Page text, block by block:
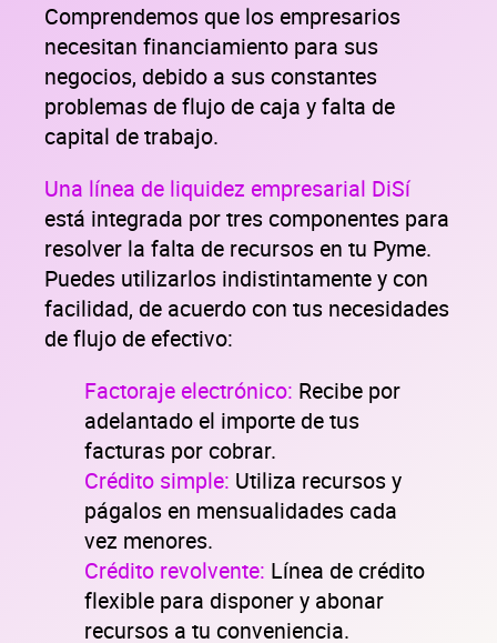
Comprendemos que los empresarios
necesitan financiamiento para sus
negocios, debido a sus constantes
problemas de flujo de caja y falta de
capital de trabajo.
Una línea de liquidez empresarial DiSí
está integrada por tres componentes para
resolver la falta de recursos en tu Pyme.
Puedes utilizarlos indistintamente y con
facilidad, de acuerdo con tus necesidades
de flujo de efectivo:
Factoraje electrónico: Recibe por
adelantado el importe de tus
facturas por cobrar.
Crédito simple: Utiliza recursos y
págalos en mensualidades cada
vez menores.
Crédito revolvente: Línea de crédito
flexible para disponer y abonar
recursos a tu conveniencia.